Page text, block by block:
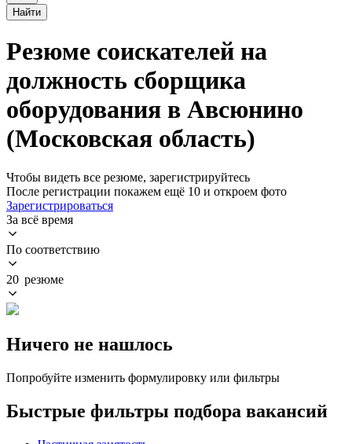
Найти
Резюме соискателей на
должность сборщика
оборудования в Авсюнино
(Московская область)
Чтобы видеть все резюме, зарегистрируйтесь
После регистрации покажем ещё 10 и откроем фото
Зарегистрироваться
За всё время
По соответствию
20 резюме
Ничего не нашлось
Попробуйте изменить формулировку или фильтры
Быстрые фильтры подбора вакансий